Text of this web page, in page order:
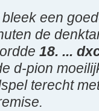
bleek een
de
18. ...
d-pion
terecht